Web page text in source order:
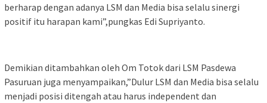
berharap dengan adanya LSM dan Media bisa selalu sinergi
positif itu harapan kami”,pungkas Edi Supriyanto.
Demikian ditambahkan oleh Om Totok dari LSM Pasdewa
Pasuruan juga menyampaikan,”Dulur LSM dan Media bisa selalu
menjadi posisi ditengah atau harus independent dan